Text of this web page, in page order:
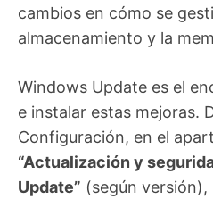
cambios en cómo se
almacenamiento y la
Windows Update es el
e instalar estas mejoras.
Configuración, en el
“Actualización y
Update” (según